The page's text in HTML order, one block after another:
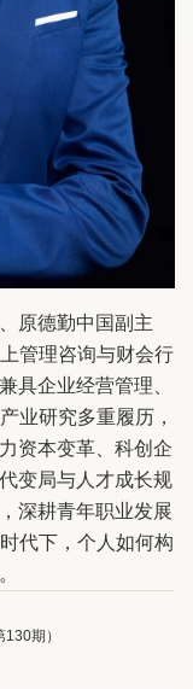
原德勤中国副主
管理咨询与财会行
具企业经营管理、
业研究多重履历，
资本变革、科创企
变局与人才成长规
深耕青年职业发展
代下，个人如何构
期）